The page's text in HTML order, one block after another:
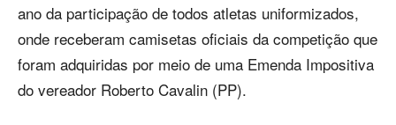
ano da participação de todos atletas uniformizados,
onde receberam camisetas oficiais da competição que
foram adquiridas por meio de uma Emenda Impositiva
do vereador Roberto Cavalin (PP).